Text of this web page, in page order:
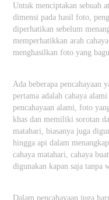
Untuk menciptakan sebuah
dimensi pada hasil foto,
diperhatikan sebelum
memperhatikkan arah
menghasilkan foto yang
Ada beberapa pencahayaan
pertama adalah cahaya
pencahayaan alami, foto
khas dan memiliki sorotan
matahari, biasanya juga
hingga api dalam
cahaya matahari, cahaya
digunakan kapan saja tanpa
Dalam pencahayaan juga